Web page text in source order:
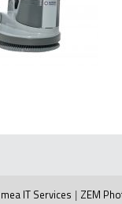
mea IT Services | ZEM